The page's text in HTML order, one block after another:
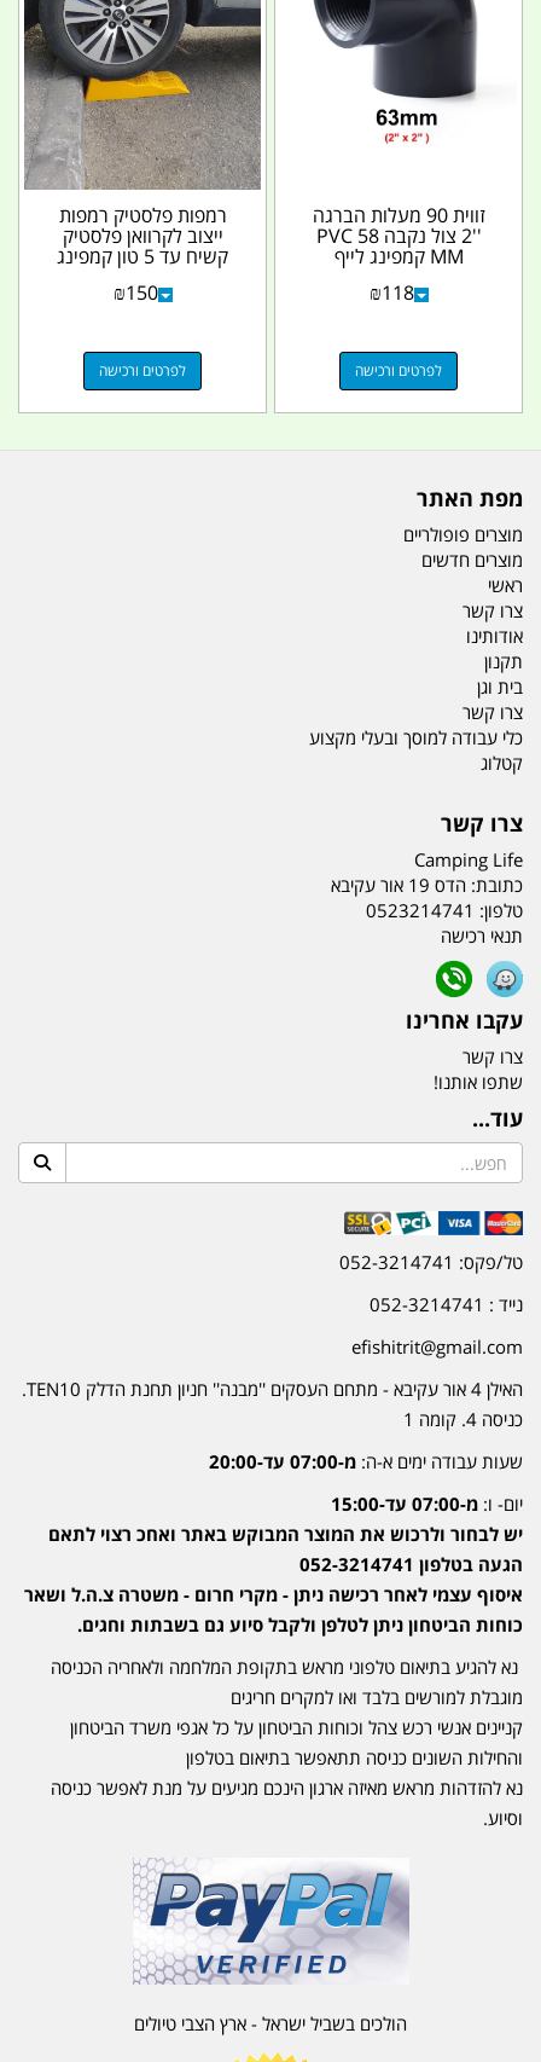
זווית 90 מעלות הברגה
''2 צול נקבה PVC 58
MM קמפינג לייף
₪118
לפרטים ורכישה
רמפות פלסטיק רמפות
ייצוב לקרוואן פלסטיק
קשיח עד 5 טון קמפינג
₪150
לפרטים ורכישה
מפת האתר
מוצרים פופולריים
מוצרים חדשים
ראשי
צרו קשר
אודותינו
תקנון
בית וגן
צרו קשר
כלי עבודה למוסך ובעלי מקצוע
קטלוג
צרו קשר
Camping Life
כתובת: הדס 19 אור עקיבא
טלפון: 0523214741
תנאי רכישה
עקבו אחרינו
צרו קשר
שתפו אותנו!
עוד...
טל/פקס: 052-3214741
נייד : 052-3214741
efishitrit@gmail.com
האילן 4 אור עקיבא - מתחם העסקים ''מבנה'' חניון תחנת הדלק TEN10.
כניסה 4. קומה 1
שעות עבודה ימים א-ה: מ-07:00 עד-20:00
יום- ו: מ-07:00 עד-15:00
יש לבחור ולרכוש את המוצר המבוקש באתר ואחכ רצוי לתאם
הגעה בטלפון 052-3214741
איסוף עצמי לאחר רכישה ניתן - מקרי חרום - משטרה צ.ה.ל ושאר
כוחות הביטחון ניתן לטלפן ולקבל סיוע גם בשבתות וחגים.
נא להגיע בתיאום טלפוני מראש בתקופת המלחמה ולאחריה הכניסה
מוגבלת למורשים בלבד ואו למקרים חריגים
קניינים אנשי רכש צהל וכוחות הביטחון על כל אגפי משרד הביטחון
והחילות השונים כניסה תתאפשר בתיאום בטלפון
נא להזדהות מראש מאיזה ארגון הינכם מגיעים על מנת לאפשר כניסה
וסיוע.
הולכים בשביל ישראל - ארץ הצבי טיולים